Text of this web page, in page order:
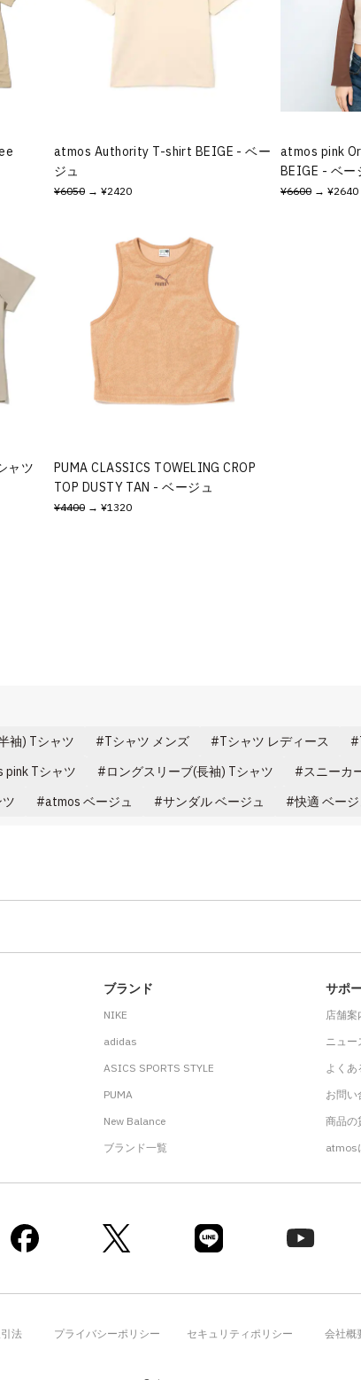
atmos Authority T-shirt BEIGE - ベー
ジュ
¥6050 → ¥2420
atmos pink
BEIGE - ベー
¥6600 → ¥2640
ャツ
PUMA CLASSICS TOWELING CROP
TOP DUSTY TAN - ベージュ
¥4400 → ¥1320
袖) Tシャツ Tシャツ メンズ Tシャツ レディース
pink Tシャツ ロングスリーブ(長袖) Tシャツ スニーカ
atmos ベージュ サンダル ベージュ 快適 ベージ
ブランド
NIKE
adidas
ASICS SPORTS STYLE
PUMA
New Balance
ブランド一覧
サポ
店舗案
ニュー
よくあ
お問い
商品の
atmos
法 プライバシーポリシー セキュリティポリシー 会社概